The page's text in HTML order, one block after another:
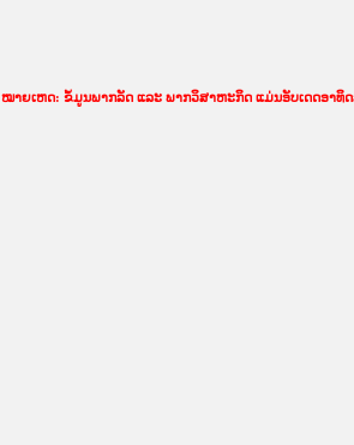
ໝາຍເຫດ: ຂໍ້ມູນພາກລັດ ແລະ ພາກວິສາຫະກິດ ແມ່ນອັບເດດອາທິດລ